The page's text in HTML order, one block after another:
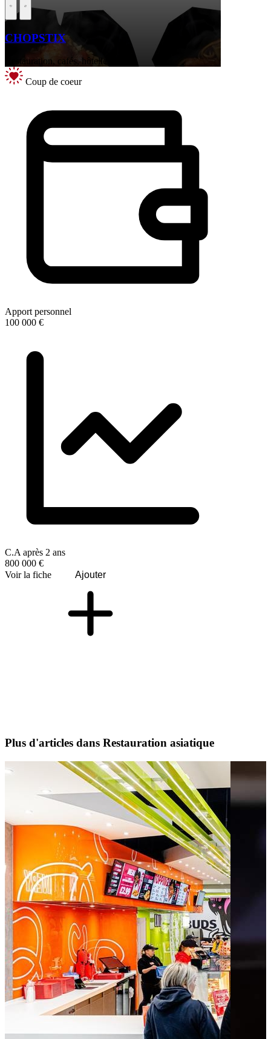
CHOPSTIX
Restauration, cafés, hôtellerie
Coup de coeur
Apport personnel
100 000 €
C.A après 2 ans
800 000 €
Voir la fiche
Ajouter
Plus d'articles dans Restauration asiatique